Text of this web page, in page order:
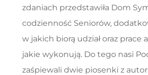
zdaniach przedstawiła Dom
codzienność Seniorów,
w jakich biorą udział oraz prace
jakie wykonują. Do tego nasi
zaśpiewali dwie piosenki z